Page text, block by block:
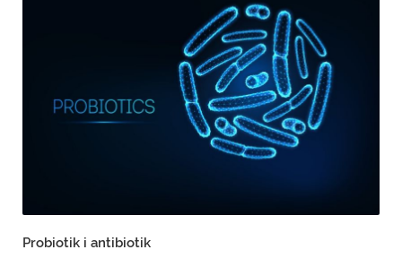
Probiotik i antibiotik